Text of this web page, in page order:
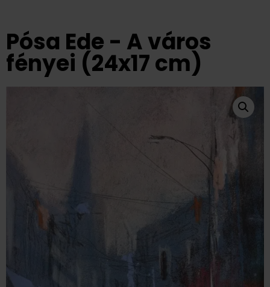
Pósa Ede - A város
fényei (24x17 cm)